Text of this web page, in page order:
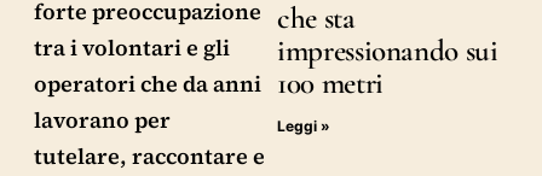
forte preoccupazione
tra i volontari e gli
operatori che da anni
lavorano per
tutelare, raccontare e
che sta
impressionando sui
100 metri
Leggi »